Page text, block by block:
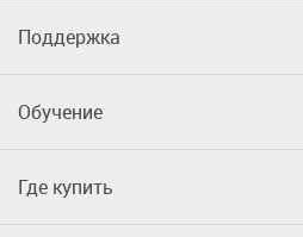
Поддержка
Обучение
Где купить